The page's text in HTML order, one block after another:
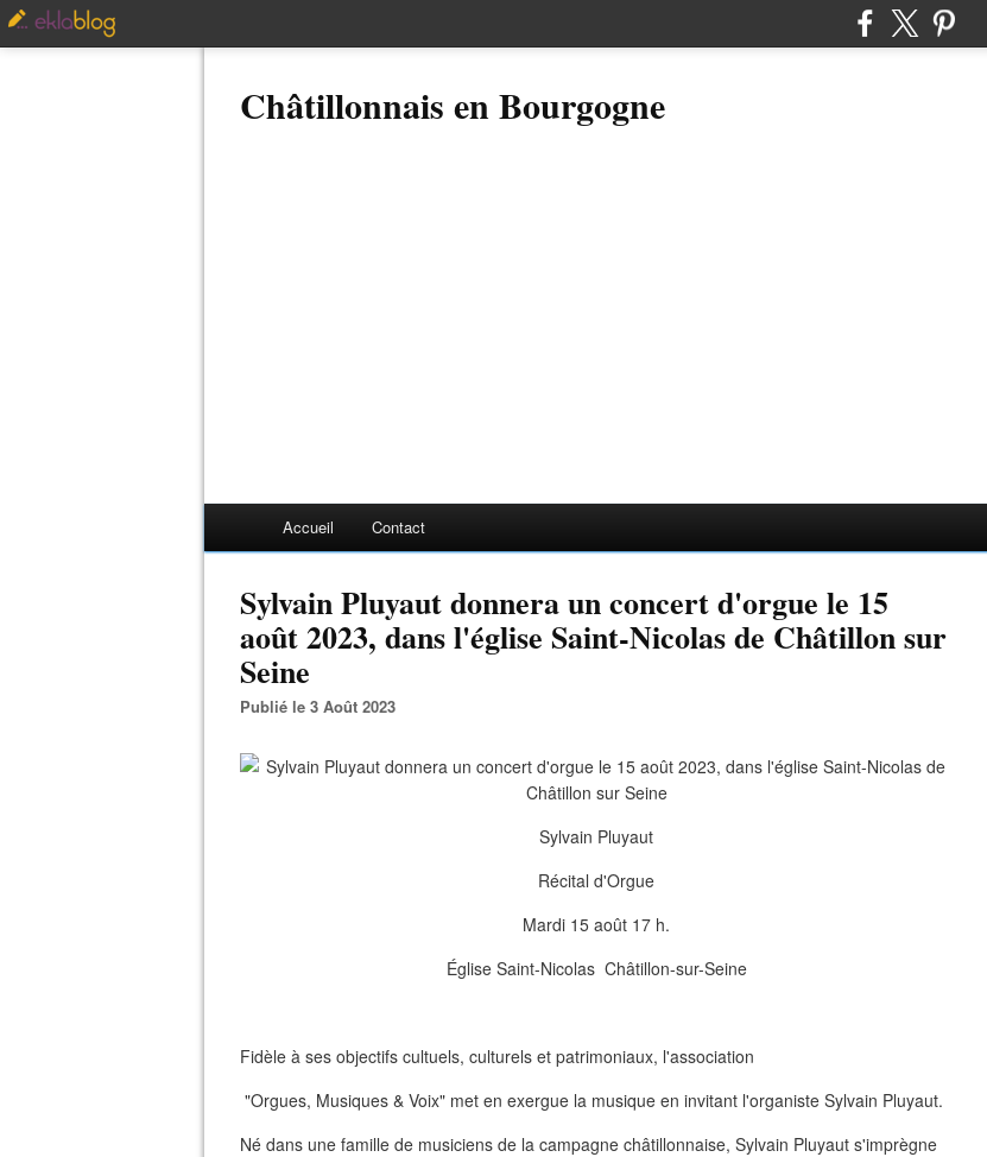
Châtillonnais en Bourgogne
Accueil Contact
Sylvain Pluyaut donnera un concert d'orgue le 15
août 2023, dans l'église Saint-Nicolas de Châtillon sur
Seine
Publié le 3 Août 2023
Sylvain Pluyaut
Récital d'Orgue
Mardi 15 août 17 h.
Église Saint-Nicolas Châtillon-sur-Seine
Fidèle à ses objectifs cultuels, culturels et patrimoniaux, l'association
"Orgues, Musiques & Voix" met en exergue la musique en invitant l'organiste Sylvain Pluyaut.
Né dans une famille de musiciens de la campagne châtillonnaise, Sylvain Pluyaut s'imprègne